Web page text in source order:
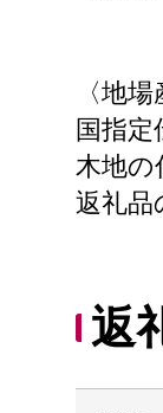
〈地
国指
木地の
返礼品
返